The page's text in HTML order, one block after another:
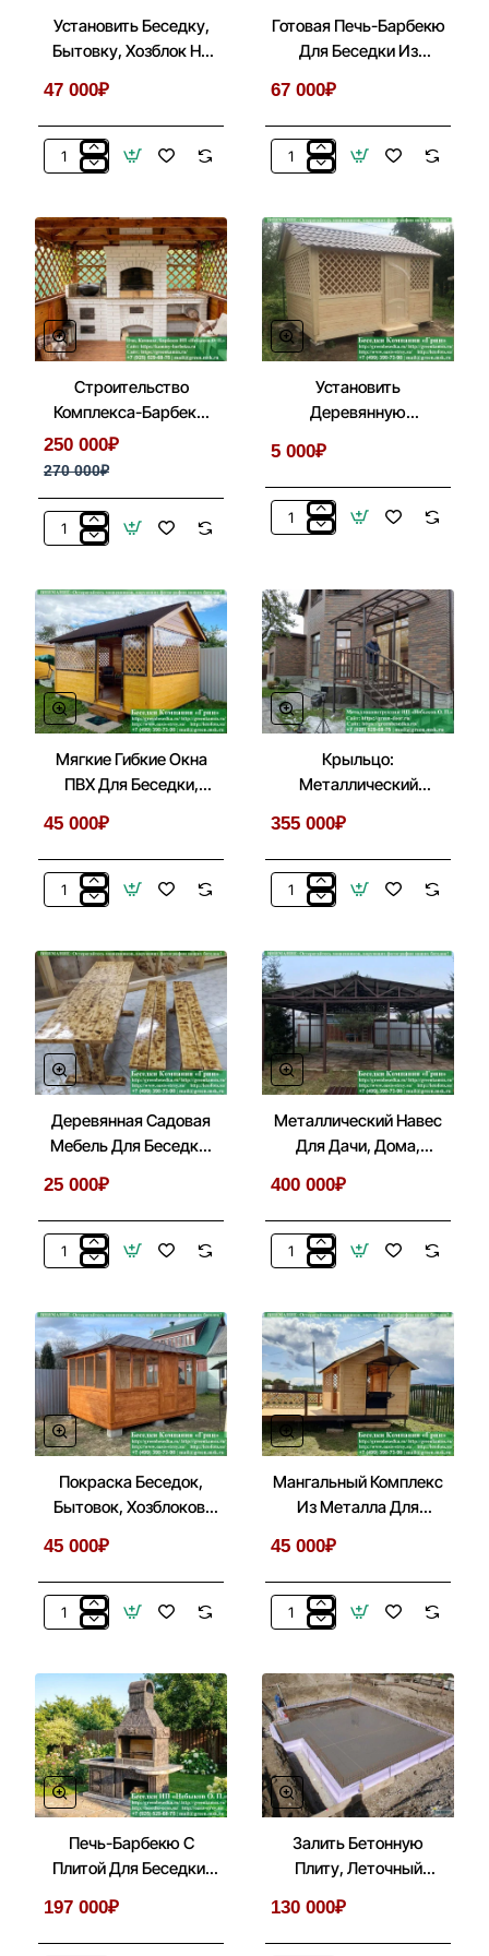
Установить Беседку,
Бытовку, Хозблок На
47 000₽
Установить
Хозблок
На
Металлические
Сваи
Готовая Печь-Барбекю
Для Беседки Из
67 000₽
Готовая
Для
Беседки
Из
Кирпича,
Бетона
№
1
Строительство
Комплекса-Барбекю
Из Кирпича В Беседке,
Летней Кухни
250 000₽
270 000₽
Строительство
Из
Кирпича
В
Беседке,
Летней
Кухни
Установить
Деревянную
Беседках
5 000₽
Установить
Дверь
В
Беседках
Мягкие Гибкие Окна
ПВХ Для Беседки,
45 000₽
Мягкие
ПВХ
Для
Беседки,
Веранды,
Летней
Кухни
Крыльцо:
Металлический
Перед Входом
355 000₽
Крыльцо:
С
Лестницей
Перед
Входом
Деревянная Садовая
Мебель Для Беседки,
25 000₽
Деревянная
Для
Беседки,
Летней
Кухни
Металлический Навес
Для Дачи, Дома,
400 000₽
Металлический
Дачи,
Дома,
Автомобиля
Покраска Беседок,
Бытовок, Хозблоков,
45 000₽
Покраска
Хозблоков,
Веранд
Мангальный Комплекс
Из Металла Для
45 000₽
Мангальный
Металла
Для
Беседки,
Летней
Кухни
Печь-Барбекю С
Плитой Для Беседки,
197 000₽
Залить Бетонную
Плиту, Леточный
Беседку, Дом
130 000₽